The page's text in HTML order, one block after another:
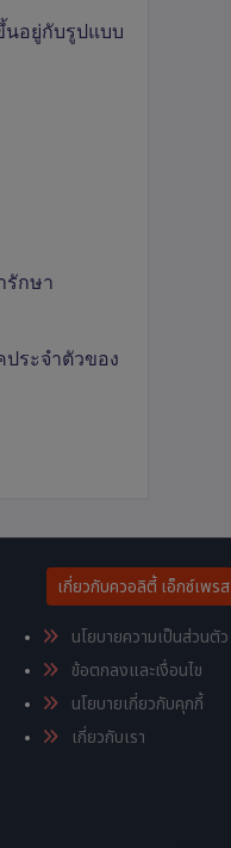
อยู่กับรูปแบบ
รักษา
ระจำตัวของ
เกี่ยวกับควอลิตี้ เอ็กซ์เพรส
นโยบายความเป็นส่วนตัว
ข้อตกลงและเงื่อนไข
นโยบายเกี่ยวกับคุกกี้
เกี่ยวกับเรา